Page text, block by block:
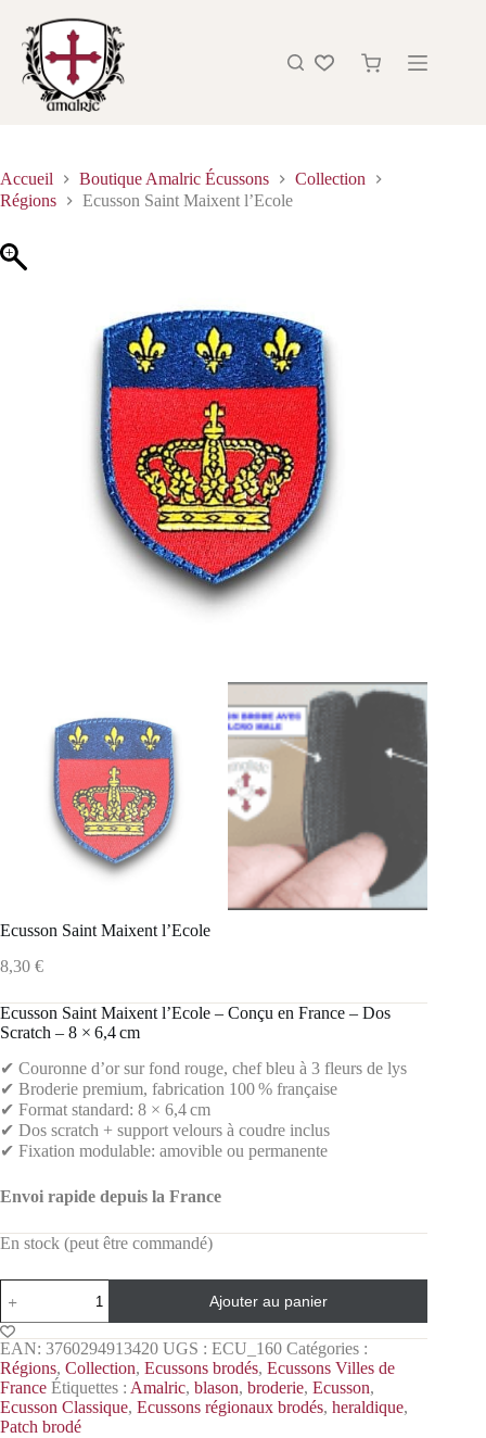
Accueil Boutique Amalric Écussons
Collection
Régions
Ecusson Saint Maixent l’Ecole
Ecusson Saint Maixent l’Ecole
8,30 €
Ecusson Saint Maixent l’Ecole – Conçu en France – Dos
Scratch – 8 × 6,4 cm
✔ Couronne d’or sur fond rouge, chef bleu à 3 fleurs de lys
✔ Broderie premium, fabrication 100 % française
✔ Format standard: 8 × 6,4 cm
✔ Dos scratch + support velours à coudre inclus
✔ Fixation modulable: amovible ou permanente
Envoi rapide depuis la France
En stock (peut être commandé)
Ajouter au panier
EAN: 3760294913420 UGS : ECU_160 Catégories :
Régions, Collection, Ecussons brodés, Ecussons Villes de
France Étiquettes : Amalric, blason, broderie, Ecusson,
Ecusson Classique, Ecussons régionaux brodés, heraldique,
Patch brodé